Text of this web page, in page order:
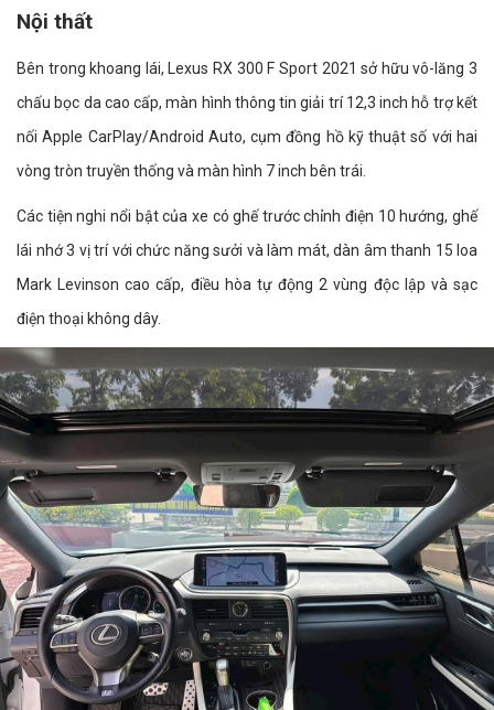
Nội thất
Bên trong khoang lái, Lexus RX 300 F Sport 2021 sở hữu vô-lăng 3
chấu bọc da cao cấp, màn hình thông tin giải trí 12,3 inch hỗ trợ kết
nối Apple CarPlay/Android Auto, cụm đồng hồ kỹ thuật số với hai
vòng tròn truyền thống và màn hình 7 inch bên trái.
Các tiện nghi nổi bật của xe có ghế trước chỉnh điện 10 hướng, ghế
lái nhớ 3 vị trí với chức năng sưởi và làm mát, dàn âm thanh 15 loa
Mark Levinson cao cấp, điều hòa tự động 2 vùng độc lập và sạc
điện thoại không dây.